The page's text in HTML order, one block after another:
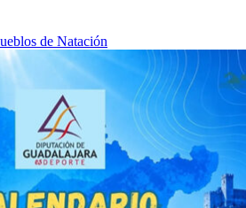
de Natación